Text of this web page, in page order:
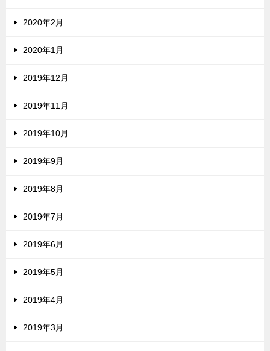
2020年2月
2020年1月
2019年12月
2019年11月
2019年10月
2019年9月
2019年8月
2019年7月
2019年6月
2019年5月
2019年4月
2019年3月